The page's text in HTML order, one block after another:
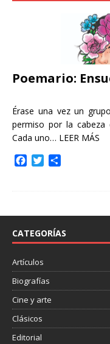
Poemario:
Érase una vez un
permiso por la cabeza
Cada uno… LEER MÁS
o
k
r
t
i
CATEGORÍAS
Artículos
Biografías
Cine y arte
Clásicos
Editorial